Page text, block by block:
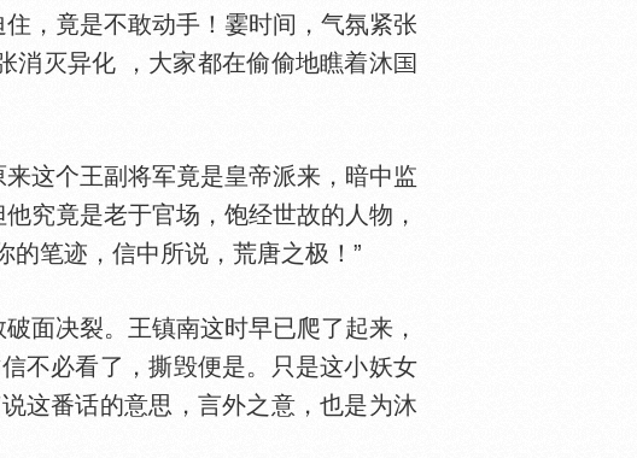
，竟是不敢动手！霎时间，气氛紧张
消灭异化 ，大家都在偷偷地瞧着沐
这个王副将军竟是皇帝派来，暗中监
究竟是老于官场，饱经世故的人物，
的笔迹，信中所说，荒唐之极！”
面决裂。王镇南这时早已爬了起来，
不必看了，撕毁便是。只是这小妖女
这番话的意思，言外之意，也是为沐